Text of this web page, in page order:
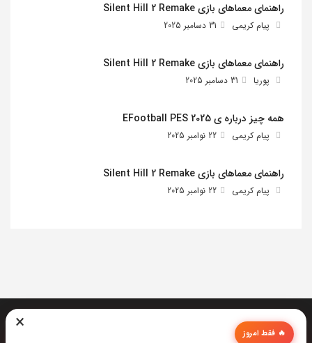
راهنمای معماهای بازی Silent Hill 2 Remake
پیام کریمی 31 دسامبر 2025
راهنمای معماهای بازی Silent Hill 2 Remake
پوریا 31 دسامبر 2025
همه چیز درباره ی EFootball PES 2025
پیام کریمی 22 نوامبر 2025
راهنمای معماهای بازی Silent Hill 2 Remake
پیام کریمی 22 نوامبر 2025
× 🔥 فقط امروز